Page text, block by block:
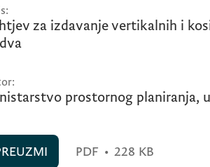
za izdavanje vertikalnih i
prostornog planiranja,
PDF • 228 KB